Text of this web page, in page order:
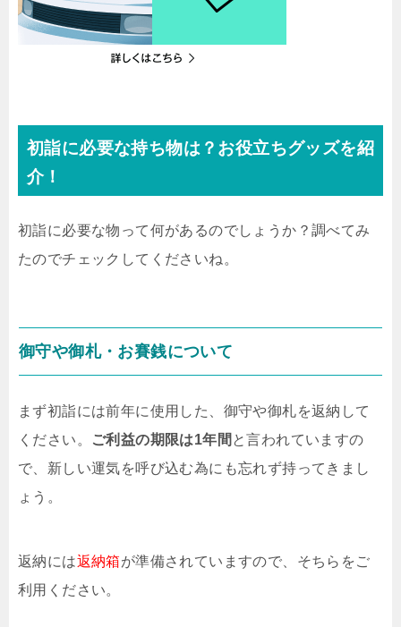
初詣に必要な持ち物は？お役立ちグッズを紹
介！
初詣に必要な物って何があるのでしょうか？調べてみ
たのでチェックしてくださいね。
御守や御札・お賽銭について
まず初詣には前年に使用した、御守や御札を返納して
ください。
ご利益の期限は1年間 と言われていますの
で、新しい運気を呼び込む為にも忘れず持ってきまし
ょう。
返納には返納箱が準備されていますので、そちらをご
利用ください。